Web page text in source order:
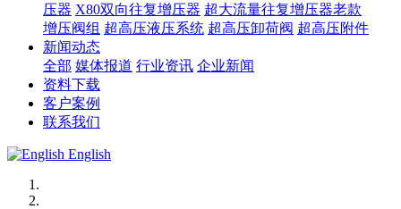
压器 X80双向往复增压器 超大流量往复增压器老款
增压阀组 超高压液压系统 超高压卸荷阀 超高压附件
新闻动态
全部 媒体报道 行业资讯 企业新闻
资料下载
客户案例
联系我们
English